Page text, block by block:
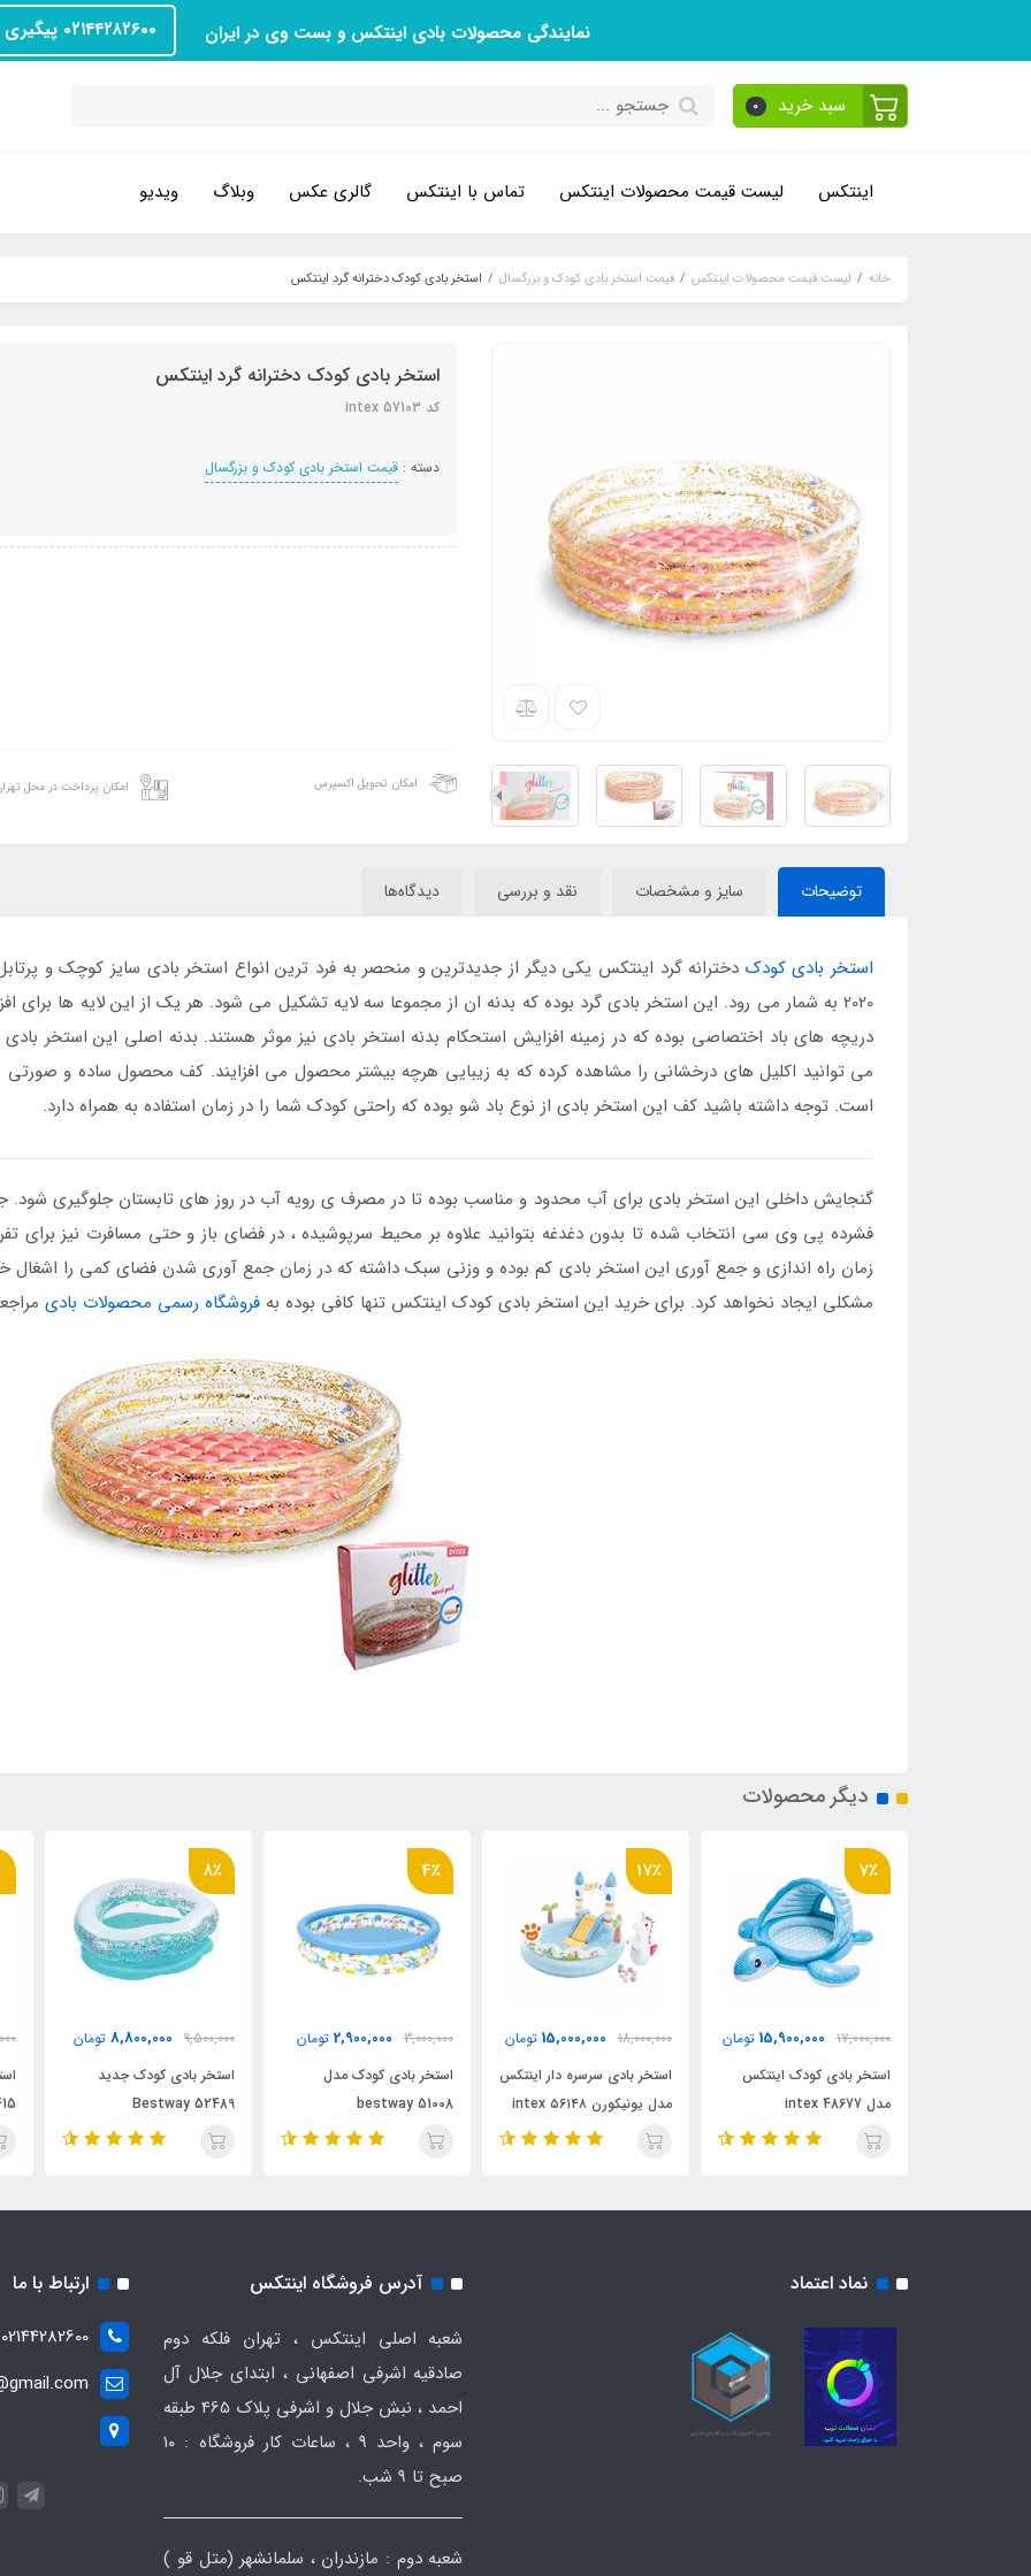
نمایندگی محصولات بادی اینتکس و بست وی در ایران ۰۲۱۴۴۲۸۲۶۰۰ پیگیری سفارش
سبد خرید 0
اینتکس لیست قیمت محصولات اینتکس تماس با اینتکس گالری عکس وبلاگ ویدیو
خانه لیست قیمت محصولات اینتکس قیمت استخر بادی کودک و بزرگسال استخر بادی کودک دخترانه گرد اینتکس
استخر بادی کودک دخترانه گرد اینتکس
کد intex 57103
دسته : قیمت استخر بادی کودک و بزرگسال
امکان تحویل اکسپرس امکان پرداخت در محل
توضیحات سایز و مشخصات نقد و بررسی دیدگاه‌ها
استخر بادی کودک دخترانه گرد اینتکس یکی دیگر از جدیدترین و منحصر به فرد ترین انواع استخر بادی سایز کوچک و
2020 به شمار می رود. این استخر بادی گرد بوده که بدنه ان از مجموعا سه لایه تشکیل می شود. هر یک از این لایه ها
دریچه های باد اختصاصی بوده که در زمینه افزایش استحکام بدنه استخر بادی نیز موثر هستند. بدنه اصلی این استخر بادی
می توانید اکلیل های درخشانی را مشاهده کرده که به زیبایی هرچه بیشتر محصول می افزایند. کف محصول ساده و صورتی
است. توجه داشته باشید کف این استخر بادی از نوع باد شو بوده که راحتی کودک شما را در زمان استفاده به همراه دارد.
گنجایش داخلی این استخر بادی برای آب محدود و مناسب بوده تا در مصرف ی رویه آب در روز های تابستان جلوگیری
فشرده پی وی سی انتخاب شده تا بدون دغدغه بتوانید علاوه بر محیط سرپوشیده ، در فضای باز و حتی مسافرت نیز برای
زمان راه اندازی و جمع آوری این استخر بادی کم بوده و وزنی سبک داشته که در زمان جمع آوری شدن فضای کمی را اشغال
مشکلی ایجاد نخواهد کرد. برای خرید این استخر بادی کودک اینتکس تنها کافی بوده به فروشگاه رسمی محصولات بادی
دیگر محصولات
7٪
17,000,000
15,900,000 تومان
استخر بادی کودک اینتکس
مدل 48677 intex
17٪
18,000,000
15,000,000 تومان
استخر بادی سرسره دار اینتکس
مدل یونیکورن intex ۵۶۱۴۸
4٪
3,000,000
2,900,000 تومان
استخر بادی کودک مدل
bestway 51008
8٪
9,500,000
8,800,000 تومان
استخر بادی کودک جدید
Bestway 52489
نماد اعتماد آدرس فروشگاه اینتکس
شعبه اصلی اینتکس ، تهران فلکه دوم
صادقیه اشرفی اصفهانی ، ابتدای جلال آل
احمد ، نبش جلال و اشرفی پلاک 465 طبقه
سوم ، واحد ۹ ، ساعات کار فروشگاه : ۱۰
صبح تا ۹ شب.
شعبه دوم : مازندران ، سلمانشهر (متل قو )
ارتباط با ما
02144282600